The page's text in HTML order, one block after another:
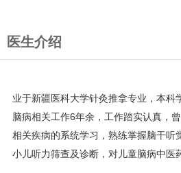
医生介绍
业于新疆医科大学针灸推拿专业，本科
脑病相关工作6年余，工作踏实认真，
相关疾病的系统学习，熟练掌握脑干听
小儿听力筛查及诊断，对儿童脑病中医